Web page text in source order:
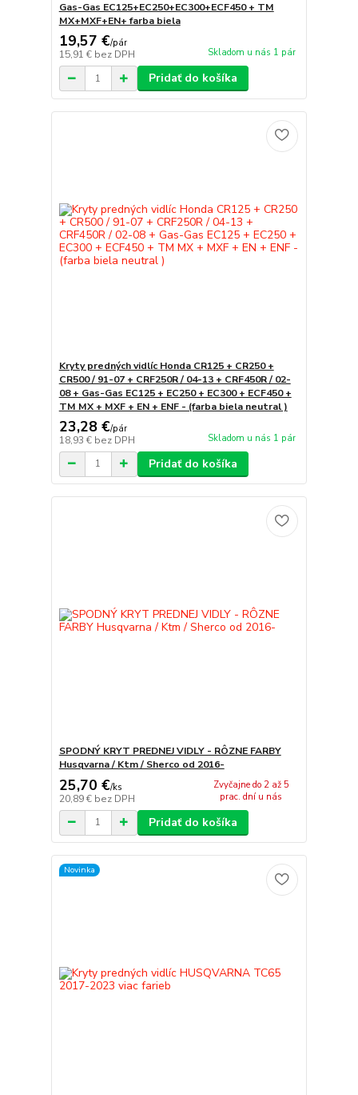
Gas-Gas EC125+EC250+EC300+ECF450 + TM
MX+MXF+EN+ farba biela
19,57 €/pár
15,91 € bez DPH Skladom u nás 1 pár
Pridať do košíka
Kryty predných vidlíc Honda CR125 + CR250 +
CR500 / 91-07 + CRF250R / 04-13 + CRF450R / 02-
08 + Gas-Gas EC125 + EC250 + EC300 + ECF450 +
TM MX + MXF + EN + ENF - (farba biela neutral )
23,28 €/pár
18,93 € bez DPH Skladom u nás 1 pár
Pridať do košíka
SPODNÝ KRYT PREDNEJ VIDLY - RÔZNE FARBY
Husqvarna / Ktm / Sherco od 2016-
25,70 €/ks
20,89 € bez DPH
Zvyčajne do 2 až 5
prac. dní u nás
Pridať do košíka
Novinka